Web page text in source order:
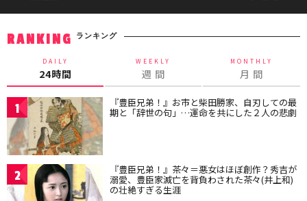
RANKING ランキング
DAILY
24時間
WEEKLY
週 間
MONTHLY
月 間
1 『豊臣兄弟！』お市と柴田勝家、自刃しての最
期と「辞世の句」…運命を共にした２人の悲劇
2 『豊臣兄弟！』茶々＝悪女はほぼ創作？秀吉が
溺愛、豊臣家滅亡を背負わされた茶々(井上和)
の壮絶すぎる生涯